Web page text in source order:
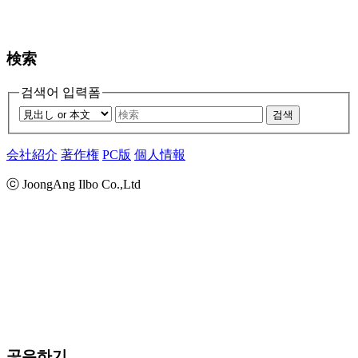
検索
검색어 입력폼
검색
会社紹介 著作権 PC版 個人情報
ⓒ JoongAng Ilbo Co.,Ltd